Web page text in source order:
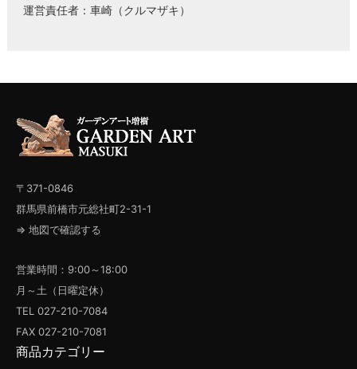
運営責任者：車崎（クルマザキ）
〒371-0846
群馬県前橋市元総社町2-31-1
⇒ 地図で確認する
営業時間：9:00～18:00
月～土（日曜定休）
TEL 027-210-7084
FAX 027-210-7081
商品カテゴリー